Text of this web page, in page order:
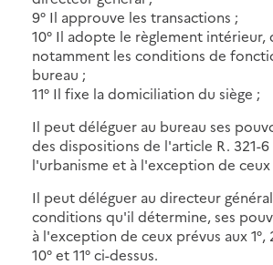
9° Il approuve les transactions ;
10° Il adopte le règlement
notamment les conditions de
bureau ;
11° Il fixe la domiciliation du siège ;
Il peut déléguer au bureau ses
des dispositions de l'article R. 321-
l'urbanisme et à l'exception de ceux
Il peut déléguer au directeur
conditions qu'il détermine, ses
à l'exception de ceux prévus aux 1°,
10° et 11° ci-dessus.